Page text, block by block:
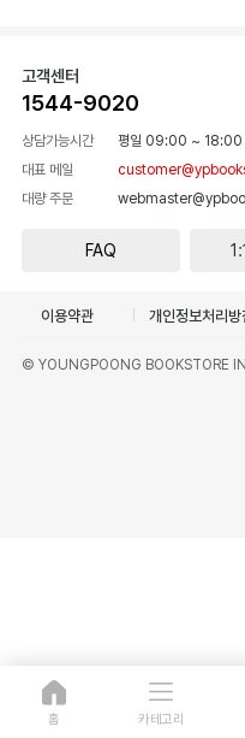
고객센터
1544-9020
상담가능시간 평일 09:00 ~ 18:00
대표 메일
대량 주문
FAQ
이용약관 개인정보처리방
© YOUNGPOONG BOOKSTORE
홈 카테고리